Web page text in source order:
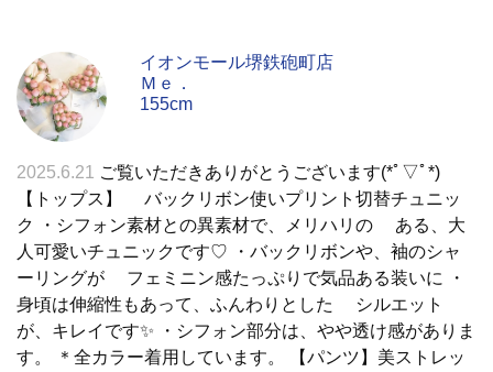
イオンモール堺鉄砲町店
Ｍｅ．
155cm
2025.6.21
ご覧いただきありがとうございます(*ﾟ▽ﾟ*)
【トップス】 バックリボン使いプリント切替チュニッ
ク ・シフォン素材との異素材で、メリハリの ある、大
人可愛いチュニックです♡ ・バックリボンや、袖のシャ
ーリングが フェミニン感たっぷりで気品ある装いに ・
身頃は伸縮性もあって、ふんわりとした シルエット
が、キレイです✨ ・シフォン部分は、やや透け感がありま
す。 ＊全カラー着用しています。 【パンツ】美ストレッ